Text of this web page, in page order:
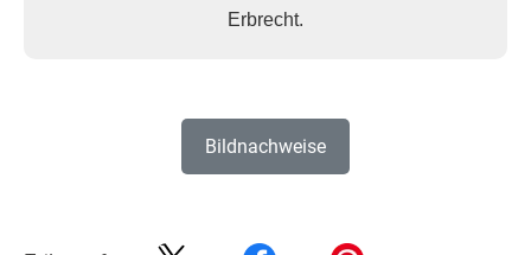
Erbrecht.
Bildnachweise